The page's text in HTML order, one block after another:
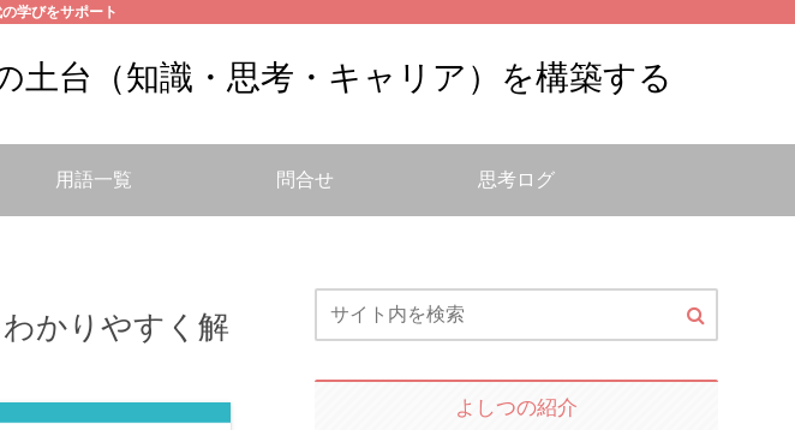
学びをサポート
台（知識・思考・キャリア）を構築する
用語一覧 問合せ 思考ログ
かりやすく解
よしつの紹介